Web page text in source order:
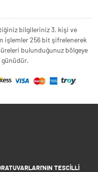
bilgileriniz 3. kişi ve
işlemler 256 bit şifrelenerek
bulunduğunuz bölgeye
günüdür.
TESCILLI